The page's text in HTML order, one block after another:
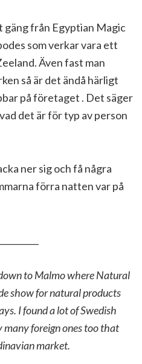
gäng från Egyptian Magic
som verkar vara ett
Även fast man
så är det ändå härligt
på företaget . Det säger
det är för typ av person
ner sig och få några
förra natten var på
to Malmo where Natural
show for natural products
I found a lot of Swedish
many foreign ones too that
market.